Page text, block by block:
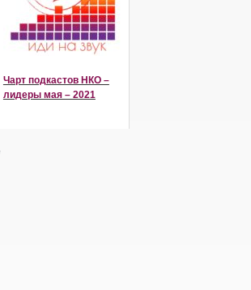
Чарт подкастов НКО –
лидеры мая – 2021